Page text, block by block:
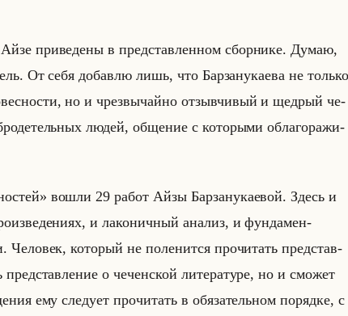
при­ве­де­ны в пред­став­лен­ном сбор­ни­ке. Думаю,
От себя до­бав­лю лишь, что Бар­за­ну­ка­ева не только
но и чрез­вы­чайно от­зыв­чи­вый и щед­рый че­
людей, об­ще­ние с ко­то­ры­ми обла­го­ра­жи­
вошли 29 работ Айзы Бар­за­ну­ка­евой. Здесь и
и ла­ко­нич­ный ана­лиз, и фун­да­мен­
Че­ло­век, ко­то­рый не по­ле­нит­ся про­чи­тать пред­став­
о че­чен­ской ли­те­ра­ту­ре, но и смо­жет
ему сле­ду­ет про­чи­тать в обя­за­тельном по­ряд­ке, с